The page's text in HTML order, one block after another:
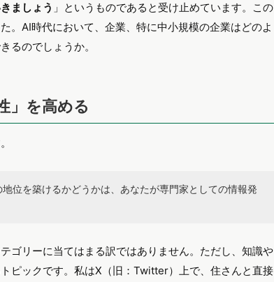
ましょう 」というものであると受け止めています。この
。AI時代において、企業、特に中小規模の企業はどのよ
るのでしょうか。
」を高める
位を築けるかどうかは、あなたが専門家としての情報発
ゴリーに当てはまる訳ではありません。ただし、知識や
ピックです。私はX（旧：Twitter）上で、住さんと直接